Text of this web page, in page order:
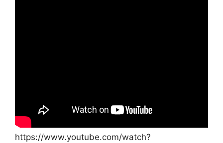
https://www.youtube.com/watch?